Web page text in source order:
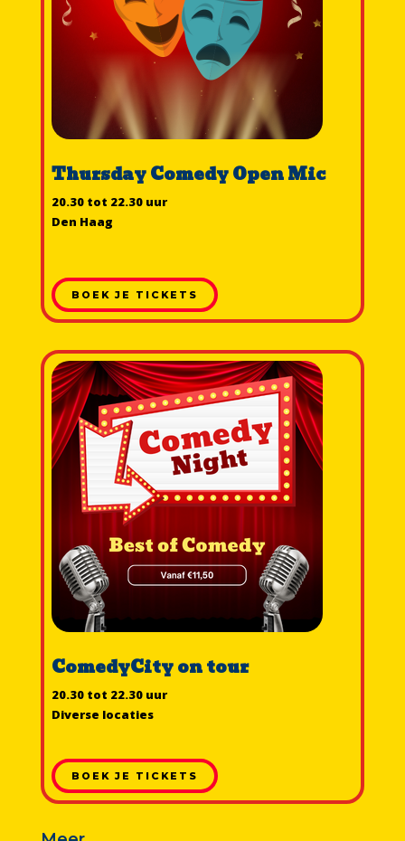
Thursday Comedy Open Mic
20.30 tot 22.30 uur
Den Haag
BOEK JE TICKETS
ComedyCity on tour
20.30 tot 22.30 uur
Diverse locaties
BOEK JE TICKETS